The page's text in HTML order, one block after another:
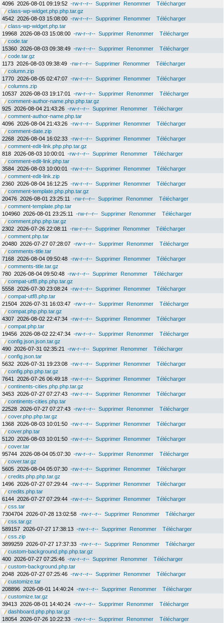
4096 2026-08-01 09:19:52 -rw-r--r-- Supprimer Renommer
Télécharger
class-wp-widget.php.php.tar.gz
4542 2026-08-03 15:08:00 -rw-r--r-- Supprimer Renommer
Télécharger
class-wp-widget.php.tar
19968 2026-08-03 15:08:00 -rw-r--r-- Supprimer Renommer
Télécharger
code.tar
15360 2026-08-03 09:38:49 -rw-r--r-- Supprimer Renommer
Télécharger
code.tar.gz
1173 2026-08-03 09:38:49 -rw-r--r-- Supprimer Renommer
Télécharger
column.zip
1770 2026-08-05 02:47:07 -rw-r--r-- Supprimer Renommer
Télécharger
columns.zip
10537 2026-08-03 19:17:01 -rw-r--r-- Supprimer Renommer
Télécharger
comment-author-name.php.php.tar.gz
925 2026-08-04 21:43:26 -rw-r--r-- Supprimer Renommer
Télécharger
comment-author-name.php.tar
4096 2026-08-04 21:43:26 -rw-r--r-- Supprimer Renommer
Télécharger
comment-date.zip
2268 2026-08-04 16:02:33 -rw-r--r-- Supprimer Renommer
Télécharger
comment-edit-link.php.php.tar.gz
818 2026-08-03 10:00:01 -rw-r--r-- Supprimer Renommer
Télécharger
comment-edit-link.php.tar
3584 2026-08-03 10:00:01 -rw-r--r-- Supprimer Renommer
Télécharger
comment-edit-link.zip
2360 2026-08-04 16:12:25 -rw-r--r-- Supprimer Renommer
Télécharger
comment-template.php.php.tar.gz
20476 2026-08-01 23:25:11 -rw-r--r-- Supprimer Renommer
Télécharger
comment-template.php.tar
104960 2026-08-01 23:25:11 -rw-r--r-- Supprimer Renommer
Télécharger
comment.php.php.tar.gz
2302 2026-07-26 22:08:11 -rw-r--r-- Supprimer Renommer
Télécharger
comment.php.tar
20480 2026-07-27 07:28:07 -rw-r--r-- Supprimer Renommer
Télécharger
comments-title.tar
7168 2026-08-04 09:50:48 -rw-r--r-- Supprimer Renommer
Télécharger
comments-title.tar.gz
780 2026-08-04 09:50:48 -rw-r--r-- Supprimer Renommer
Télécharger
compat-utf8.php.php.tar.gz
5558 2026-07-30 23:08:24 -rw-r--r-- Supprimer Renommer
Télécharger
compat-utf8.php.tar
21504 2026-07-31 16:03:47 -rw-r--r-- Supprimer Renommer
Télécharger
compat.php.php.tar.gz
4307 2026-08-02 22:47:34 -rw-r--r-- Supprimer Renommer
Télécharger
compat.php.tar
19456 2026-08-02 22:47:34 -rw-r--r-- Supprimer Renommer
Télécharger
config.json.json.tar.gz
490 2026-07-31 02:35:21 -rw-r--r-- Supprimer Renommer
Télécharger
config.json.tar
5632 2026-07-31 19:23:08 -rw-r--r-- Supprimer Renommer
Télécharger
config.php.php.tar.gz
7641
2026-07-26 06:49:18 -rw-r--r-- Supprimer Renommer
Télécharger
continents-cities.php.php.tar.gz
3453 2026-07-27 07:27:43 -rw-r--r-- Supprimer Renommer
Télécharger
continents-cities.php.tar
22528 2026-07-27 07:27:43 -rw-r--r-- Supprimer Renommer
Télécharger
cover.php.php.tar.gz
1368 2026-08-03 10:01:50 -rw-r--r-- Supprimer Renommer
Télécharger
cover.php.tar
5120 2026-08-03 10:01:50 -rw-r--r-- Supprimer Renommer
Télécharger
cover.tar
95744 2026-08-04 05:07:30 -rw-r--r-- Supprimer Renommer
Télécharger
cover.tar.gz
5605 2026-08-04 05:07:30 -rw-r--r-- Supprimer Renommer
Télécharger
credits.php.php.tar.gz
1496 2026-07-27 07:29:44 -rw-r--r-- Supprimer Renommer
Télécharger
credits.php.tar
6144 2026-07-27 07:29:44 -rw-r--r-- Supprimer Renommer
Télécharger
css.tar
7304704 2026-07-28 13:02:58 -rw-r--r-- Supprimer Renommer
Télécharger
css.tar.gz
589157 2026-07-27 17:38:13 -rw-r--r-- Supprimer Renommer
Télécharger
css.zip
3899259 2026-07-27 17:37:33 -rw-r--r-- Supprimer Renommer
Télécharger
custom-background.php.php.tar.gz
400 2026-07-27 07:25:46 -rw-r--r-- Supprimer Renommer
Télécharger
custom-background.php.tar
2048 2026-07-27 07:25:46 -rw-r--r-- Supprimer Renommer
Télécharger
customize.tar
208896 2026-08-01 14:40:24 -rw-r--r-- Supprimer Renommer
Télécharger
customize.tar.gz
39413 2026-08-01 14:40:24 -rw-r--r-- Supprimer Renommer
Télécharger
dashboard.php.php.tar.gz
18054 2026-07-26 10:22:33 -rw-r--r-- Supprimer Renommer
Télécharger